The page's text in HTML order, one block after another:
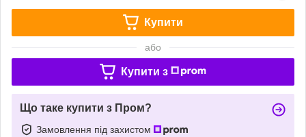
Купити
або
Купити з
Що таке купити з Пром?
Замовлення під захистом